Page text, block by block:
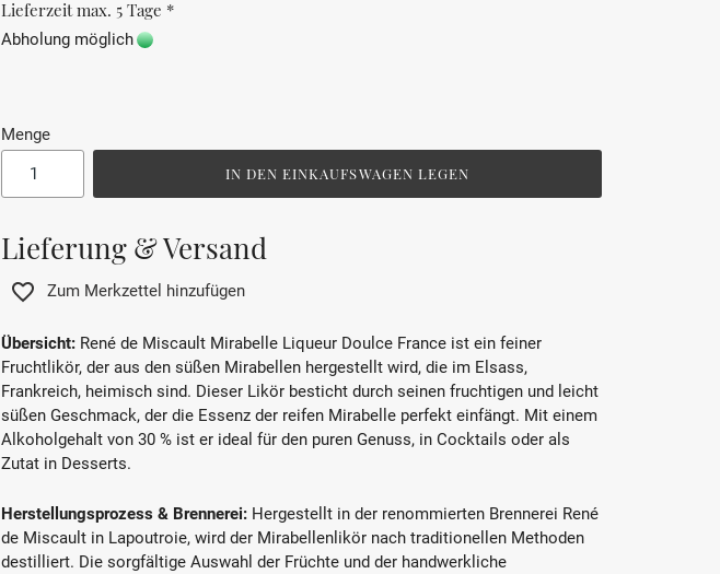
Lieferzeit max. 5 Tage *
Abholung möglich
Menge
IN DEN EINKAUFSWAGEN LEGEN
Lieferung & Versand
Zum Merkzettel hinzufügen
Übersicht: René de Miscault Mirabelle Liqueur Doulce France ist ein feiner
Fruchtlikör, der aus den süßen Mirabellen hergestellt wird, die im Elsass,
Frankreich, heimisch sind. Dieser Likör besticht durch seinen fruchtigen und leicht
süßen Geschmack, der die Essenz der reifen Mirabelle perfekt einfängt. Mit einem
Alkoholgehalt von 30 % ist er ideal für den puren Genuss, in Cocktails oder als
Zutat in Desserts.
Herstellungsprozess & Brennerei: Hergestellt in der renommierten Brennerei René
de Miscault in Lapoutroie, wird der Mirabellenlikör nach traditionellen Methoden
destilliert. Die sorgfältige Auswahl der Früchte und der handwerkliche